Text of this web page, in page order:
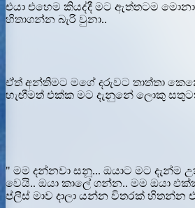
එයා එහෙම කියද්දී මට ඇත්තටම
හිතාගන්න බැරි වුනා..
ඒත් අන්තිමට මගේ දරුවට තාත්තා
හැඟීමත් එක්ක මට දැනුනේ ලොකු
" මම දන්නවා සනූ... ඔයාට මට දැන්ම
වෙයි.. ඔයා කාලේ ගන්න.. මම ඔයා
ප්ලීස් මාව දාලා යන්න විතරක් හිතන්න